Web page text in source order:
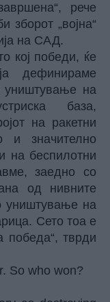
рече
зборот „војна“
на САД.
кој победи, ќе
дефинираме
уништување на
база,
на ракетни
и значително
на беспилотни
заедно со
од нивните
уништување на
Сето тоа е
победа“, тврди
So who won?